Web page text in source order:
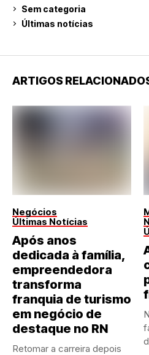
Sem categoria
Últimas notícias
ARTIGOS
Negócios
Últimas Notícias
Após anos
dedicada à família,
empreendedora
transforma
franquia de turismo
em negócio de
destaque no RN
Retomar a carreira depois